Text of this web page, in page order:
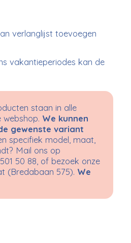
verlanglijst toevoegen
vakantieperiodes kan de
staan in alle
We kunnen
gewenste variant
specifiek model, maat,
Mail ons op
50 88, of bezoek onze
(Bredabaan 575). We